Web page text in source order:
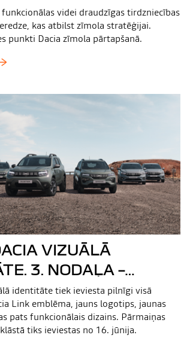
videi draudzīgas tirdzniecības
kas atbilst zīmola stratēģijai.
punkti Dacia zīmola pārtapšanā.
VIZUĀLĀ
–
identitāte tiek ieviesta pilnīgi visā
Link emblēma, jauns logotips, jaunas
pats funkcionālais dizains. Pārmaiņas
tiks ieviestas no 16. jūnija.